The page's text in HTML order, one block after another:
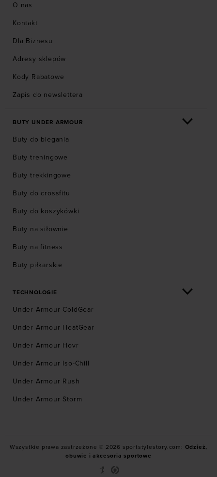
O nas
Kontakt
Dla Biznesu
Adresy sklepów
Kody Rabatowe
Zapis do newslettera
BUTY UNDER ARMOUR
Buty do biegania
Buty treningowe
Buty trekkingowe
Buty do crossfitu
Buty do koszykówki
Buty na siłownie
Buty na fitness
Buty piłkarskie
TECHNOLOGIE
Under Armour ColdGear
Under Armour HeatGear
Under Armour Hovr
Under Armour Iso-Chill
Under Armour Rush
Under Armour Storm
Wszystkie prawa zastrzeżone © 2026 sportstylestory.com: Odzież,
obuwie i akcesoria sportowe